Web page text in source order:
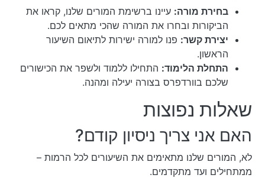
בחירת מורה: עיינו ברשימת המורים שלנו, קראו את
הביקורות ובחרו את המורה שהכי מתאים לכם.
יצירת קשר: פנו למורה ישירות לתיאום השיעור
הראשון.
התחלת הלימוד: התחילו ללמוד ולשפר את הכישורים
שלכם בוורדפרס בצורה יעילה ומהנה.
שאלות נפוצות
האם אני צריך ניסיון קודם?
לא, המורים שלנו מתאימים את השיעורים לכל הרמות –
ממתחילים ועד מתקדמים.